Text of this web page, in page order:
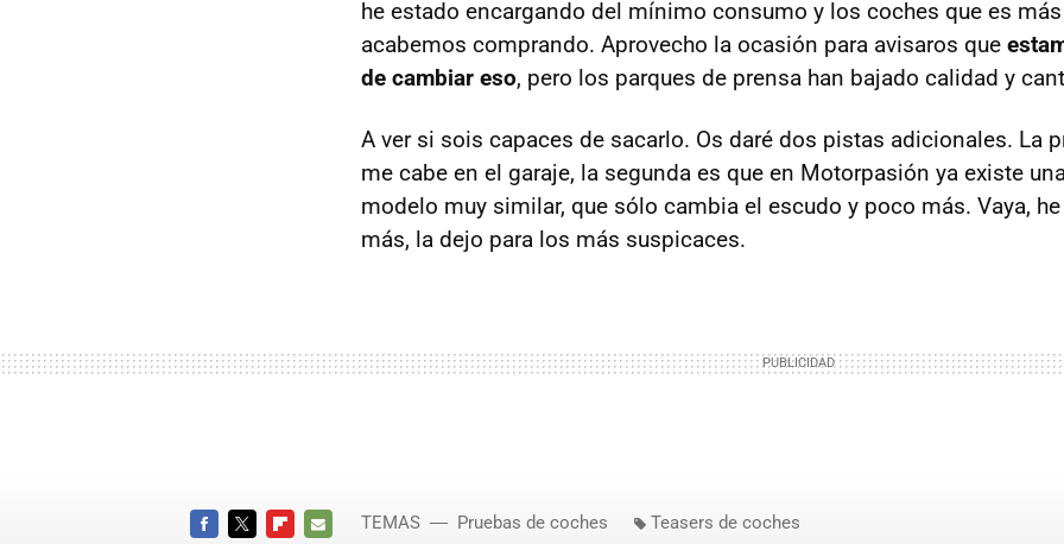
he estado encargando del mínimo consumo y los coches que es
acabemos comprando. Aprovecho la ocasión para avisaros que
de cambiar eso, pero los parques de prensa han bajado calidad y
A ver si sois capaces de sacarlo. Os daré dos pistas adicionales. La
me cabe en el garaje, la segunda es que en Motorpasión ya existe
modelo muy similar, que sólo cambia el escudo y poco más. Vaya,
más, la dejo para los más suspicaces.
TEMAS Pruebas de coches Teasers de coches